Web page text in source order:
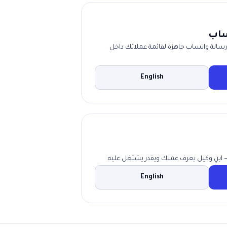
واتساب جاهزة لقائمة عملائك داخل
English
— ابنِ وكيل يعرف عملك ويقدر يشتغل عليه.
English